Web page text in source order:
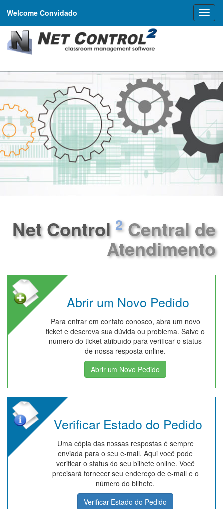
Welcome Convidado
Net Control 2 Central de
Atendimento
Abrir um Novo Pedido
Para entrar em contato conosco, abra um novo
ticket e descreva sua dúvida ou problema. Salve o
número do ticket atribuído para verificar o status
de nossa resposta online.
Abrir um Novo Pedido
Verificar Estado do Pedido
Uma cópia das nossas respostas é sempre
enviada para o seu e-mail. Aqui você pode
verificar o status do seu bilhete online. Você
precisará fornecer seu endereço de e-mail e o
número do bilhete.
Verificar Estado do Pedido